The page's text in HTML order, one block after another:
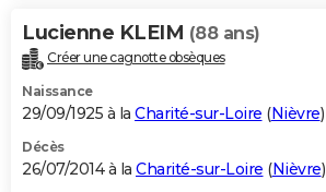
Lucienne KLEIM (88 ans)
Créer une cagnotte obsèques
Naissance
29/09/1925 à la Charité-sur-Loire (Nièvre)
Décès
26/07/2014 à la Charité-sur-Loire (Nièvre)